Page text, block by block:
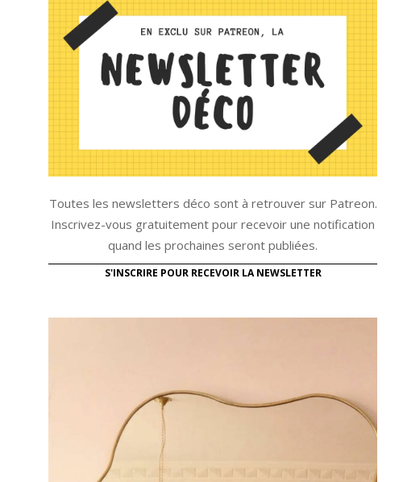
Toutes les newsletters déco sont à retrouver sur Patreon.
Inscrivez-vous gratuitement pour recevoir une notification
quand les prochaines seront publiées.
S'INSCRIRE POUR RECEVOIR LA NEWSLETTER